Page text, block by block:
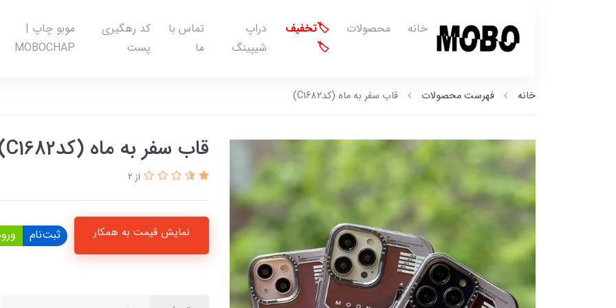
خانه محصولات
🏷️تخفیف
🏷️
دراپ
شیپینگ
تماس با
ما
کد رهگیری
پست
موبو چاپ |
MOBOCHAP
خانه فهرست محصولات قاب سفر به ماه (کدC1682)
قاب سفر به ماه (کدC1682)
از 2
نمایش قیمت به همکار ثبت‌نام